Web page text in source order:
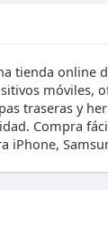
tienda online
móviles,
traseras y
Compra
iPhone,